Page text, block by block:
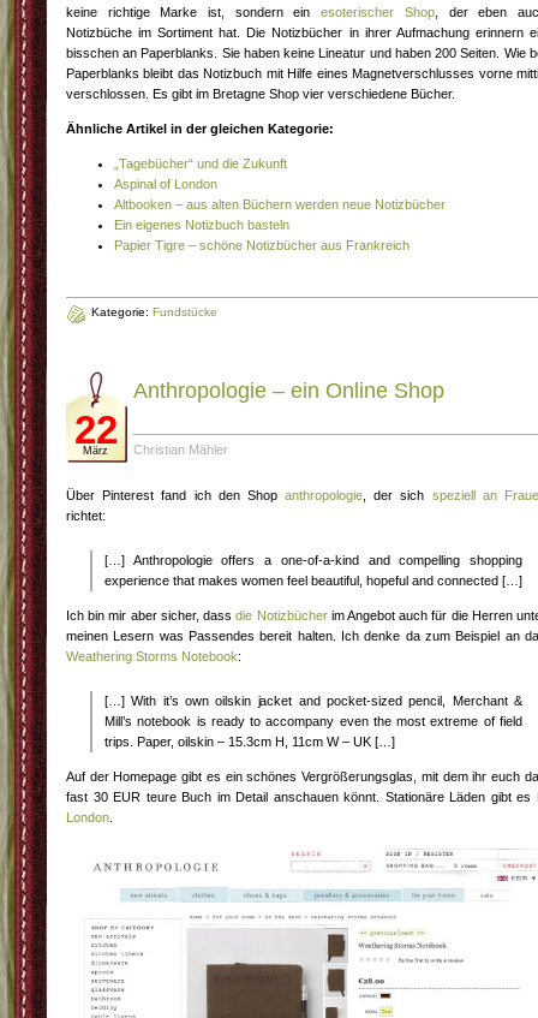
keine richtige Marke ist, sondern einesoterischer Shop, der eben
Notizbüche im Sortiment hat. Die Notizbücher in ihrer Aufmachung erinnern
bisschen an Paperblanks. Sie haben keine Lineatur und haben 200 Seiten. Wie
Paperblanks bleibt das Notizbuch mit Hilfe eines Magnetverschlusses vorne
verschlossen. Es gibt im Bretagne Shop vier verschiedene Bücher.
Ähnliche Artikel in der gleichen Kategorie:
„Tagebücher“ und die Zukunft
Aspinal of London
Altbooken – aus alten Büchern werden neue Notizbücher
Ein eigenes Notizbuch basteln
Papier Tigre – schöne Notizbücher aus Frankreich
Kategorie: Fundstücke
22
März
Anthropologie – ein Online Shop
Christian Mähler
Über Pinterest fand ich den Shopanthropologie , der sich speziell an
richtet:
[…] Anthropologie offers a one-of-a-kind and compelling shopping
experience that makes women feel beautiful, hopeful and connected […]
Ich bin mir aber sicher, dassdie Notizbücherim Angebot auch für die Herren
meinen Lesern was Passendes bereit halten. Ich denke da zum Beispiel an
Weathering Storms Notebook:
[…] With it’s own oilskin jacket and pocket-sized pencil, Merchant &
Mill’s notebook is ready to accompany even the most extreme of field
trips. Paper, oilskin – 15.3cm H, 11cm W – UK […]
Auf der Homepage gibt es ein schönes Vergrößerungsglas, mit dem ihr euch
fast 30 EUR teure Buch im Detail anschauen könnt. Stationäre Läden gibt es
London